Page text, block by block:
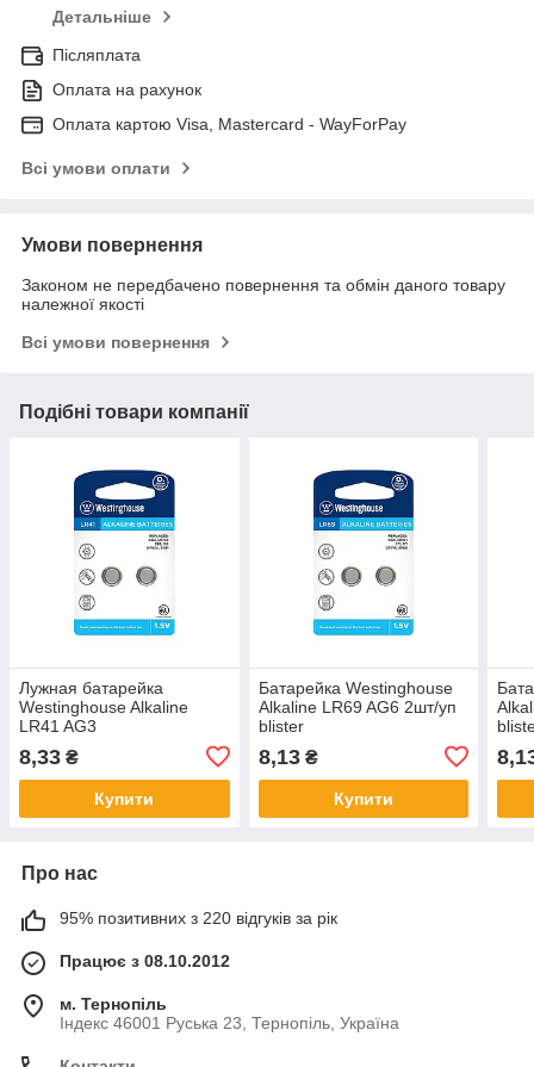
Детальніше
Післяплата
Оплата на рахунок
Оплата картою Visa, Mastercard - WayForPay
Всі умови оплати
Умови повернення
Законом не передбачено повернення та обмін даного товару
належної якості
Всі умови повернення
Подібні товари компанії
Лужная батарейка
Westinghouse Alkaline
LR41 AG3
8,33 ₴
Купити
Батарейка Westinghouse
Alkaline LR69 AG6 2шт/уп
blister
8,13₴
Купити
Про нас
95% позитивних з 220 відгуків за рік
Працює з 08.10.2012
м. Тернопіль
Індекс 46001 Руська 23, Тернопіль, Україна